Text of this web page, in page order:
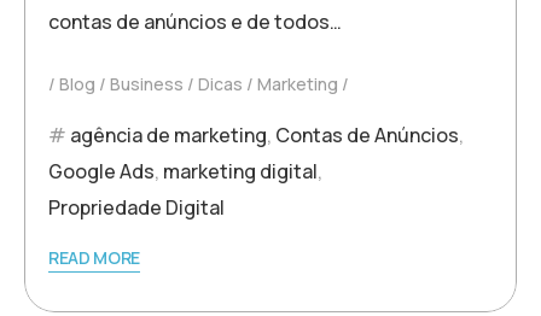
contas de anúncios e de todos…
Blog Business Dicas Marketing
agência de marketing, Contas de Anúncios,
Google Ads, marketing digital,
Propriedade Digital
READ MORE